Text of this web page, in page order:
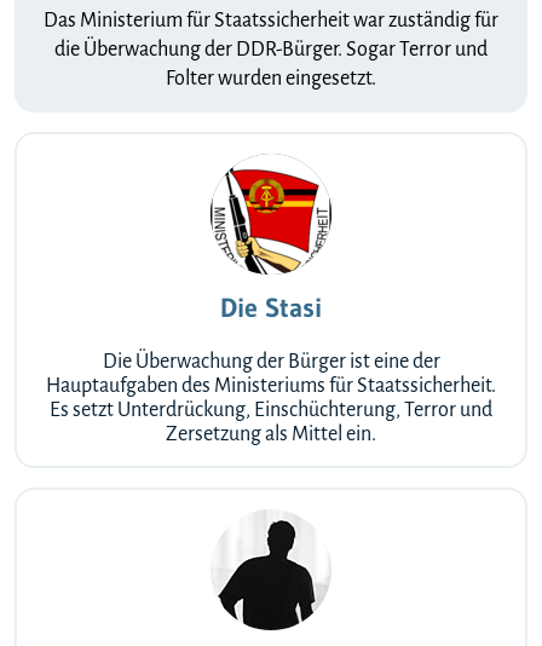
Das Ministerium für Staatssicherheit war zuständig für
die Überwachung der DDR-Bürger. Sogar Terror und
Folter wurden eingesetzt.
Die Stasi
Die Überwachung der Bürger ist eine der
Hauptaufgaben des Ministeriums für Staatssicherheit.
Es setzt Unterdrückung, Einschüchterung, Terror und
Zersetzung als Mittel ein.